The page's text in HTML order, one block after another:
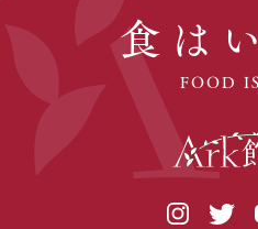
食は
FOOD